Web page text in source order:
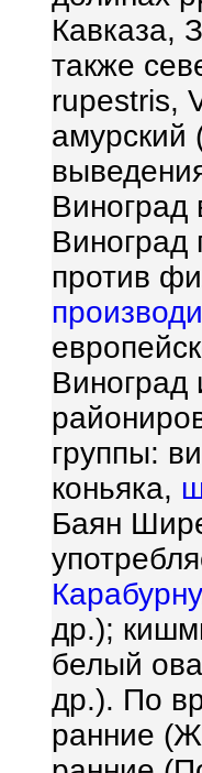
Кавказа,
также
rupestris,
амурский
Виноград
против
группы:
коньяка,
Баян
Карабурну
др.);
белый
др.). По
ранние